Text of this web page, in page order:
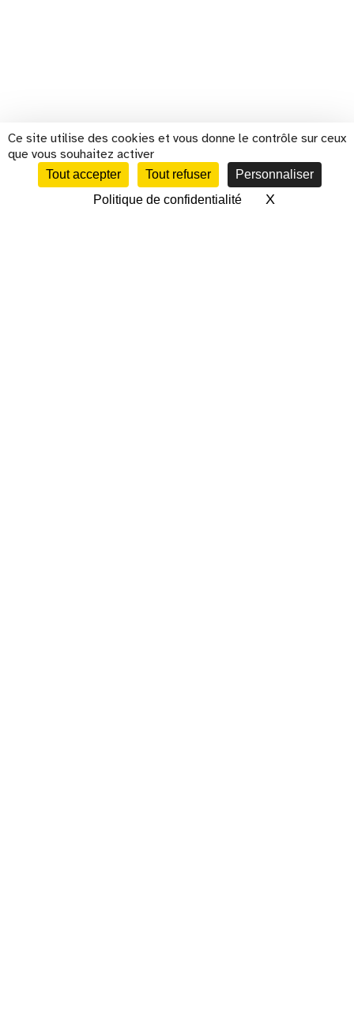
Ce site utilise des cookies et vous donne le contrôle sur ceux
que vous souhaitez activer
Tout accepter Tout refuser
Personnaliser
Politique de confidentialité
XMasquer le
CALENDRIER